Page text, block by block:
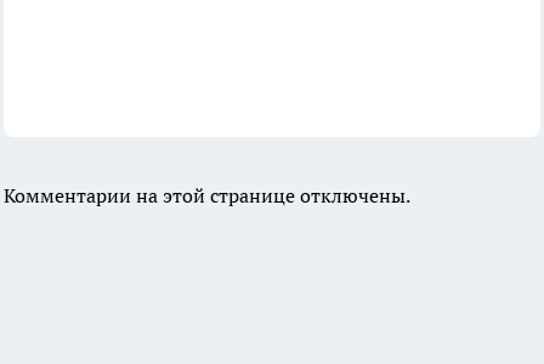
Комментарии на этой странице отключены.